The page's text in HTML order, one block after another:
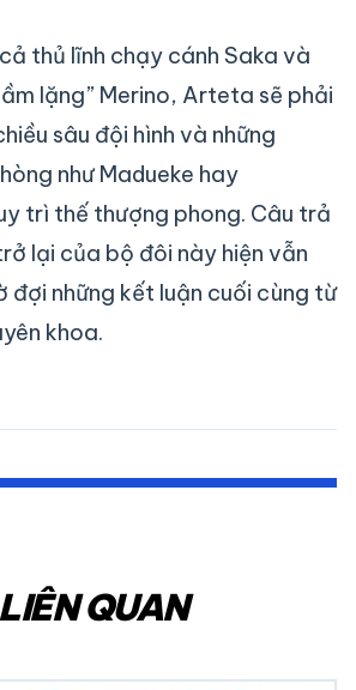
thủ lĩnh chạy cánh Saka và
lặng” Merino, Arteta sẽ phải
sâu đội hình và những
như Madueke hay
trì thế thượng phong. Câu trả
lại của bộ đôi này hiện vẫn
đợi những kết luận cuối cùng từ
khoa.
QUAN